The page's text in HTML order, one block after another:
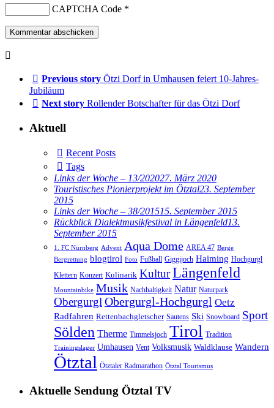
CAPTCHA Code *
Previous story Ötzi Dorf in Umhausen feiert 10-Jahres-
Jubiläum
Next story Rollender Botschafter für das Ötzi Dorf
Aktuell
Recent Posts
Tags
Links der Woche – 13/202027. März 2020
Touristisches Pionierprojekt im Ötztal23. September
2015
Links der Woche – 38/201515. September 2015
Rückblick Dialektmusikfestival in Längenfeld13.
September 2015
1. FC Nürnberg Advent Aqua Dome AREA 47 Berge
Bergrettung blogtirol Foto Fußball Giggijoch Haiming Hochgurgl
Klettern Konzert Kulinarik KulturLängenfeld
Mountainbike Musik Nachhaltigkeit Natur Naturpark
ObergurglObergurgl-Hochgurgl Oetz
Radfahren Rettenbachgletscher Sautens Ski Snowboard Sport
Sölden Therme Timmelsjoch Tirol Tradition
Trainingslager Umhausen Vent Volksmusik Waldklause Wandern
Ötztal Ötztaler Radmarathon Ötztal Tourismus
Aktuelle Sendung Ötztal TV